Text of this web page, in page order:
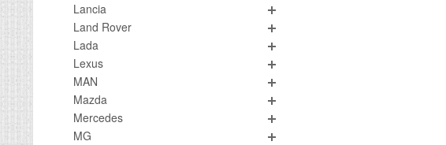
Lancia
Land Rover
Lada
Lexus
MAN
Mazda
Mercedes
MG